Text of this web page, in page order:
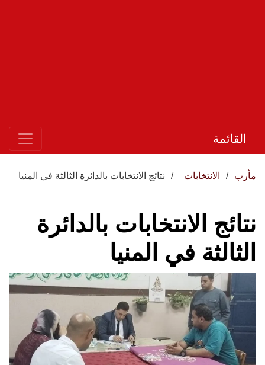
القائمة
مأرب الانتخابات نتائج الانتخابات بالدائرة الثالثة في المنيا
نتائج الانتخابات بالدائرة
الثالثة في المنيا